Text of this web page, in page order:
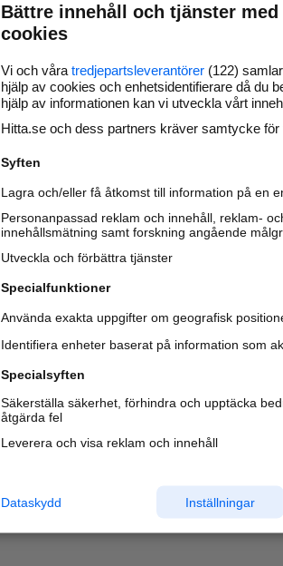
Bättre innehåll och tjänster
cookies
Vi och våra tredjepartsleverantörer (122)
hjälp av cookies och enhetsidentifierare då du
hjälp av informationen kan vi utveckla vårt
Hitta.se och dess partners kräver samtycke för
Syften
Lagra och/eller få åtkomst till information på en
Personanpassad reklam och innehåll, reklam-
innehållsmätning samt forskning angående
Utveckla och förbättra tjänster
Specialfunktioner
Använda exakta uppgifter om geografisk
Identifiera enheter baserat på information som
Specialsyften
Säkerställa säkerhet, förhindra och upptäcka
åtgärda fel
Leverera och visa reklam och innehåll
Inställningar
Dataskydd